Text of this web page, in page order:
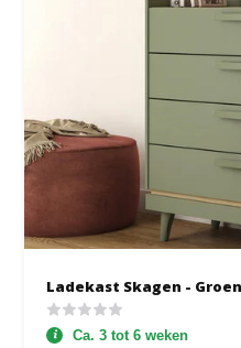
Ladekast Skagen -
Ca. 3 tot 6 weken